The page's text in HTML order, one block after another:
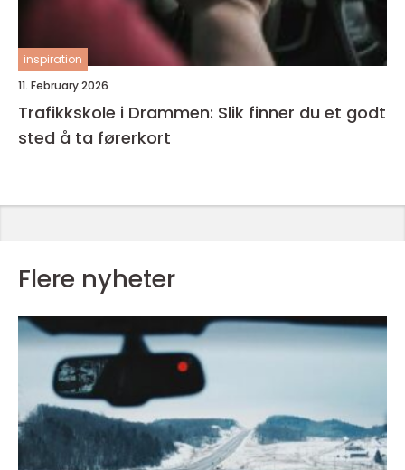
inspiration
11. February 2026
Trafikkskole i Drammen: Slik finner du et godt
sted å ta førerkort
Flere nyheter